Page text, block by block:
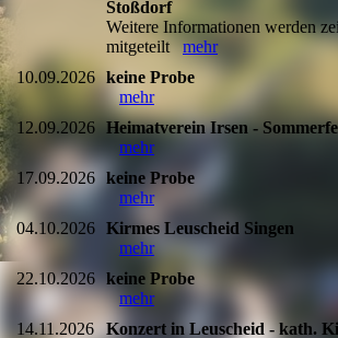
Stoßdorf
Weitere Informationen werden
mitgeteiltmehr
10.09.2026 keine Probe
mehr
12.09.2026 Heimatverein Irsen -
mehr
17.09.2026 keine Probe
mehr
04.10.2026 Kirmes Leuscheid Singen
mehr
22.10.2026 keine Probe
mehr
14.11.2026
Konzert in Leuscheid - kath.